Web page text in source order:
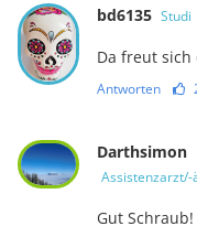
bd6135 Studi
Da freut sich
Antworten
Darthsimon
Assistenzarzt/-
Gut Schraub!